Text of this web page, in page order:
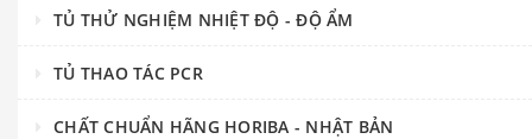
TỦ THỬ NGHIỆM NHIỆT ĐỘ - ĐỘ ẨM
TỦ THAO TÁC PCR
CHẤT CHUẨN HÃNG HORIBA - NHẬT BẢN